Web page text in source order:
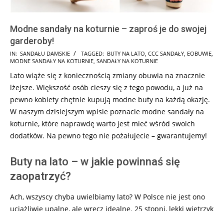
Modne sandały na koturnie – zaproś je do swojej
garderoby!
2025-
08-
12
IN: SANDAŁU DAMSKIE TAGGED: BUTY NA LATO CCC SANDAŁY EOBUWIE
MODNE SANDAŁY NA KOTURNIE SANDAŁY NA KOTURNIE
Lato wiąże się z koniecznością zmiany obuwia na znacznie
lżejsze. Większość osób cieszy się z tego powodu, a już na
pewno kobiety chętnie kupują modne buty na każdą okazję.
W naszym dzisiejszym wpisie poznacie modne sandały na
koturnie, które naprawdę warto jest mieć wśród swoich
dodatków. Na pewno tego nie pożałujecie – gwarantujemy!
Buty na lato – w jakie powinnaś się
zaopatrzyć?
Ach, wszyscy chyba uwielbiamy lato? W Polsce nie jest ono
uciążliwie upalne, ale wręcz idealne. 25 stopni, lekki wietrzyk